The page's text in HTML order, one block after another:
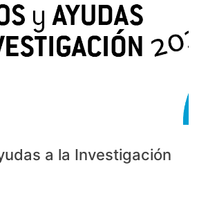
a la Investigación